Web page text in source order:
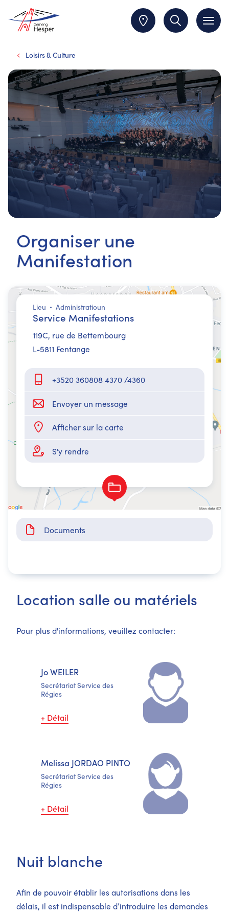
Loisirs & Culture
Organiser une
Manifestation
Lieu Administratioun
Service Manifestations
119C, rue de Bettembourg
L-5811 Fentange
+3520 360808 4370 /4360
Envoyer un message
Afficher sur la carte
S'y rendre
Documents
Location salle ou matériels
Pour plus d'informations, veuillez contacter:
Jo WEILER
Secrétariat Service des
Régies
+ Détail
Melissa JORDAO PINTO
Secrétariat Service des
Régies
+ Détail
Nuit blanche
Afin de pouvoir établir les autorisations dans les
délais, il est indispensable d’introduire les demandes